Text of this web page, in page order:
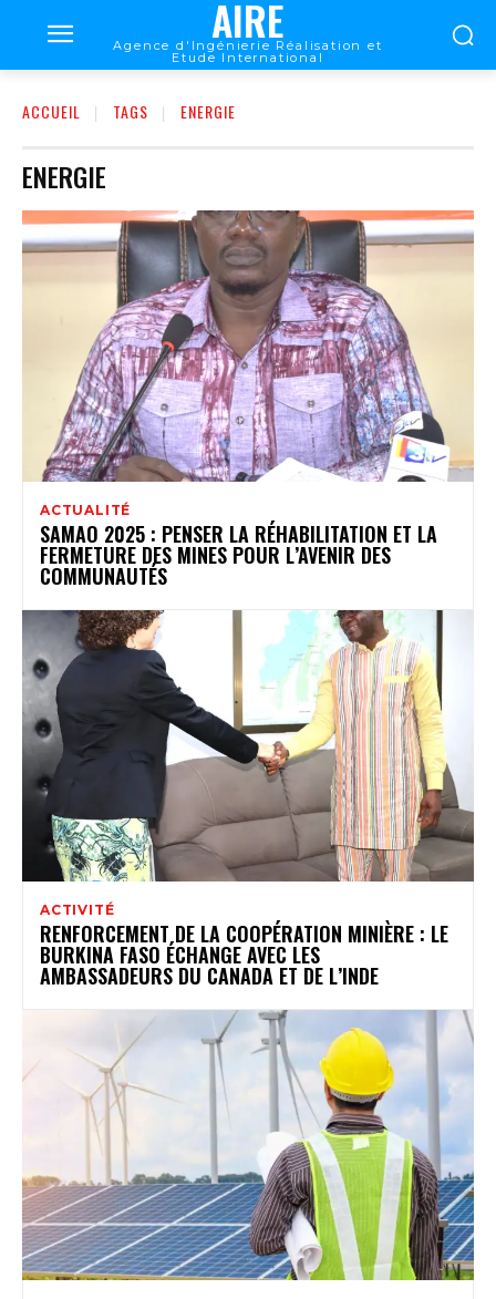
AIRE
Agence d'Ingénierie Réalisation et
Etude International
ACCUEIL TAGS ENERGIE
ENERGIE
ACTUALITÉ
SAMAO 2025 : PENSER LA RÉHABILITATION ET LA
FERMETURE DES MINES POUR L’AVENIR DES
COMMUNAUTÉS
ACTIVITÉ
RENFORCEMENT DE LA COOPÉRATION MINIÈRE : LE
BURKINA FASO ÉCHANGE AVEC LES
AMBASSADEURS DU CANADA ET DE L’INDE